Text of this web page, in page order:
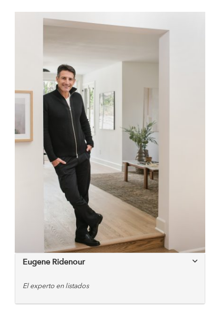
Eugene Ridenour
El experto en listados